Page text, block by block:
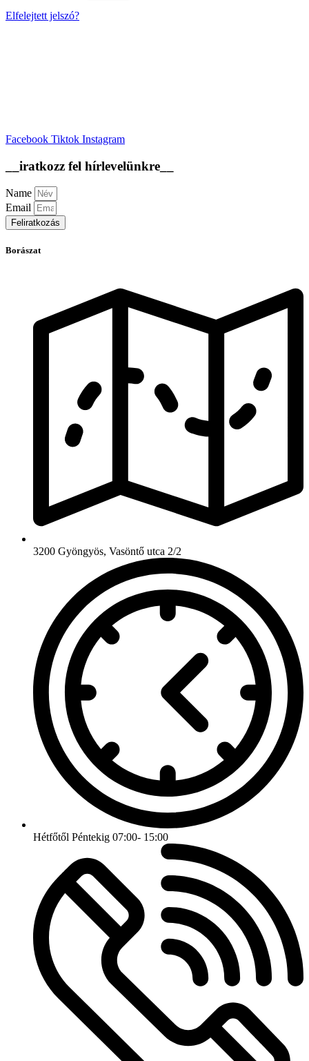
Elfelejtett jelszó?
Facebook Tiktok Instagram
__iratkozz fel hírlevelünkre__
Name
Email
Feliratkozás
Borászat
3200 Gyöngyös, Vasöntő utca 2/2
Hétfőtől Péntekig 07:00- 15:00